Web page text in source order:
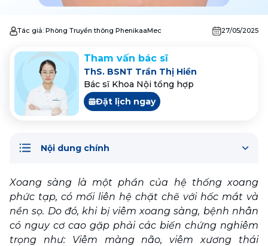
Tác giả: Phòng Truyền thông PhenikaaMec 27/05/2025
Tham vấn bác sĩ
ThS. BSNT Trần Thị Hiền
Bác sĩ Khoa Nội tổng hợp
Đặt lịch ngay
Nội dung chính
Xoang sàng là một phần của hệ thống xoang
phức tạp, có mối liên hệ chặt chẽ với hốc mắt và
nền sọ. Do đó, khi bị viêm xoang sàng, bệnh nhân
có nguy cơ cao gặp phải các biến chứng nghiêm
trọng như: Viêm màng não, viêm xương thái